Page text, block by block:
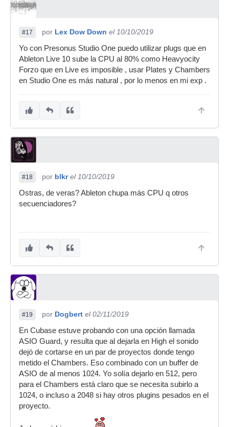
#17 por Lex Dow Down el 10/10/2019
Yo con Presonus Studio One puedo utilizar plugs que en
Ableton Live 10 sube la CPU al 80% como Heavyocity
Forzo que en Live es imposible , usar Plates y Chambers
en Studio One es más natural , por lo menos en mi exp .
#18 por blkr el 10/10/2019
Ostras, de veras? Ableton chupa más CPU q otros
secuenciadores?
#19 por Dogbert el 02/11/2019
En Cubase estuve probando con una opción llamada
ASIO Guard, y resulta que al dejarla en High el sonido
dejó de cortarse en un par de proyectos donde tengo
metido el Chambers. Eso combinado con un buffer de
ASIO de al menos 1024. Yo solía dejarlo en 512, pero
para el Chambers está claro que se necesita subirlo a
1024, o incluso a 2048 si hay otros plugins pesados en el
proyecto.